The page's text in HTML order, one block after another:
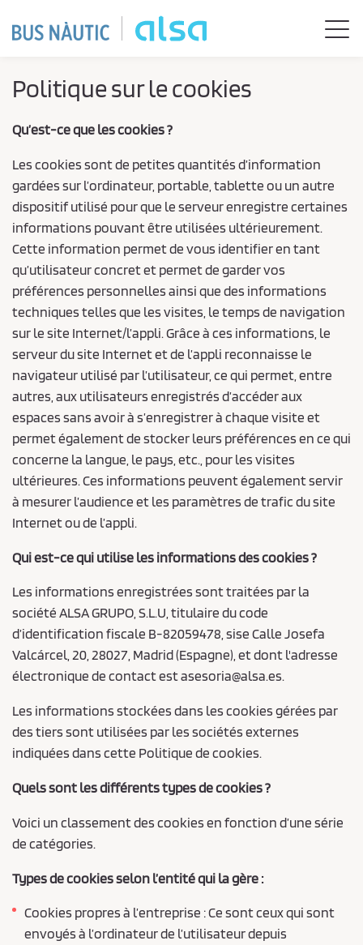
Saut au contenu principal
Politique sur le cookies
Qu’est-ce que les cookies ?
Les cookies sont de petites quantités d’information
gardées sur l’ordinateur, portable, tablette ou un autre
dispositif utilisé pour que le serveur enregistre certaines
informations pouvant être utilisées ultérieurement.
Cette information permet de vous identifier en tant
qu’utilisateur concret et permet de garder vos
préférences personnelles ainsi que des informations
techniques telles que les visites, le temps de navigation
sur le site Internet/l’appli. Grâce à ces informations, le
serveur du site Internet et de l’appli reconnaisse le
navigateur utilisé par l’utilisateur, ce qui permet, entre
autres, aux utilisateurs enregistrés d’accéder aux
espaces sans avoir à s’enregistrer à chaque visite et
permet également de stocker leurs préférences en ce qui
concerne la langue, le pays, etc., pour les visites
ultérieures. Ces informations peuvent également servir
à mesurer l’audience et les paramètres de trafic du site
Internet ou de l’appli.
Qui est-ce qui utilise les informations des cookies ?
Les informations enregistrées sont traitées par la
société ALSA GRUPO, S.L.U, titulaire du code
d’identification fiscale B-82059478, sise Calle Josefa
Valcárcel, 20, 28027, Madrid (Espagne), et dont l'adresse
électronique de contact est asesoria@alsa.es.
Les informations stockées dans les cookies gérées par
des tiers sont utilisées par les sociétés externes
indiquées dans cette Politique de cookies.
Quels sont les différents types de cookies ?
Voici un classement des cookies en fonction d’une série
de catégories.
Types de cookies selon l’entité qui la gère :
Cookies propres à l’entreprise : Ce sont ceux qui sont
envoyés à l’ordinateur de l’utilisateur depuis